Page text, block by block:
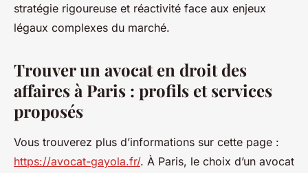
stratégie rigoureuse et réactivité face aux enjeux
légaux complexes du marché.
Trouver un avocat en droit des
affaires à Paris : profils et services
proposés
Vous trouverez plus d’informations sur cette page :
https://avocat-gayola.fr/. À Paris, le choix d’un avocat